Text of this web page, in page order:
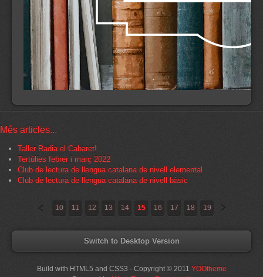
Més articles...
Taller Radia el Cabaret!
Tertúlies febrer i març 2022
Club de lectura de llengua catalana de nivell elemental
Club de lectura de llengua catalana de nivell bàsic
10 11 12 13 14 15 16 17 18 19
Switch to Desktop Version
Build with HTML5 and CSS3 - Copyright © 2011 YOOtheme